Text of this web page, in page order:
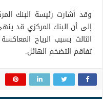
وقد أشارت رئيسة البنك
إلى أن البنك المركزي قد
الثالث بسبب الرياح
تفاقم التضخم الهائل.